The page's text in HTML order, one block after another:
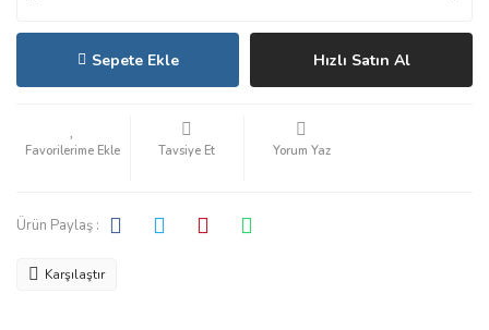
Sepete Ekle Hızlı Satın Al
Tavsiye Et Yorum Yaz
Ürün Paylaş :
Karşılaştır